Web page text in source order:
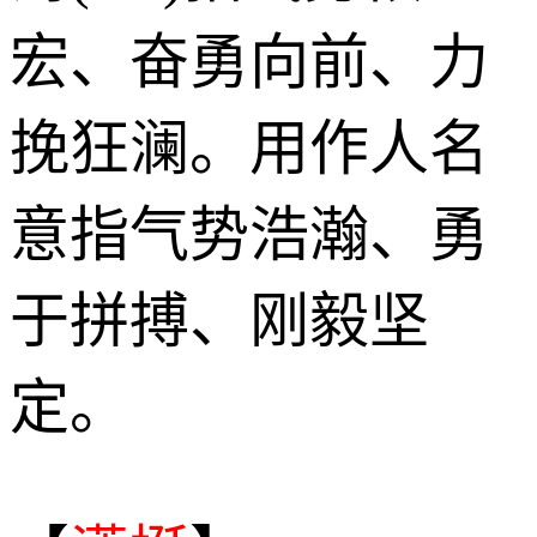
宏、奋勇向前、力
挽狂澜。用作人名
意指气势浩瀚、勇
于拼搏、刚毅坚
定。